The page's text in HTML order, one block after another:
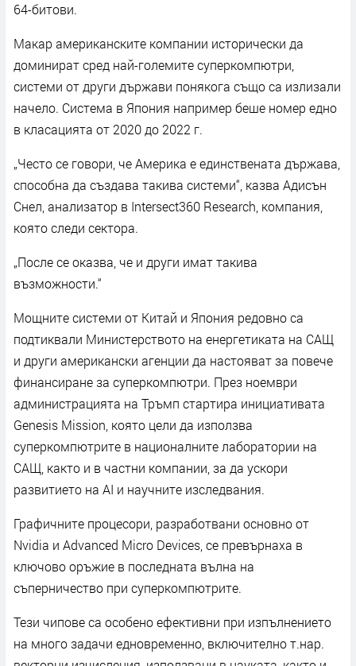
64-битови.
Макар американските компании исторически да
доминират сред най-големите суперкомпютри,
системи от други държави понякога също са излизали
начело. Система в Япония например беше номер едно
в класацията от 2020 до 2022 г.
„Често се говори, че Америка е единствената държава,
способна да създава такива системи“, казва Адисън
Снел, анализатор в Intersect360 Research, компания,
която следи сектора.
„После се оказва, че и други имат такива
възможности.“
Мощните системи от Китай и Япония редовно са
подтиквали Министерството на енергетиката на САЩ
и други американски агенции да настояват за повече
финансиране за суперкомпютри. През ноември
администрацията на Тръмп стартира инициативата
Genesis Mission, която цели да използва
суперкомпютрите в националните лаборатории на
САЩ, както и в частни компании, за да ускори
развитието на AI и научните изследвания.
Графичните процесори, разработвани основно от
Nvidia и Advanced Micro Devices, се превърнаха в
ключово оръжие в последната вълна на
съперничество при суперкомпютрите.
Тези чипове са особено ефективни при изпълнението
на много задачи едновременно, включително т.нар.